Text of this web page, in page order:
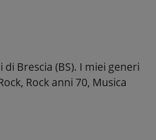
Brescia (BS). I miei generi
Rock anni 70, Musica